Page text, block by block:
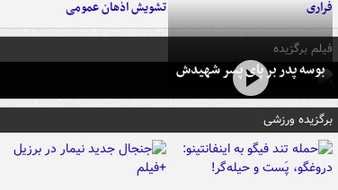
فراری
تشویش اذهان عمومی
فیلم برگزیده
بوسه‌ پدر بر پای پسر شهیدش
برگزیده ورزشی